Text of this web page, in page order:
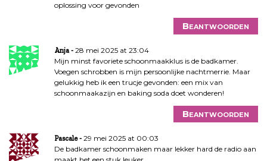
oplossing voor gevonden
Beantwoorden
Anja
28 mei 2025 at 23:04
Mijn minst favoriete schoonmaakklus is de badkamer.
Voegen schrobben is mijn persoonlijke nachtmerrie. Maar
gelukkig heb ik een trucje gevonden: een mix van
schoonmaakazijn en baking soda doet wonderen!
Beantwoorden
Pascale
29 mei 2025 at 00:03
De badkamer schoonmaken maar lekker hard de radio aan